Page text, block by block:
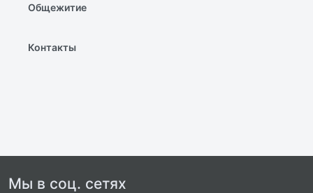
Общежитие
Контакты
Мы в соц. сетях